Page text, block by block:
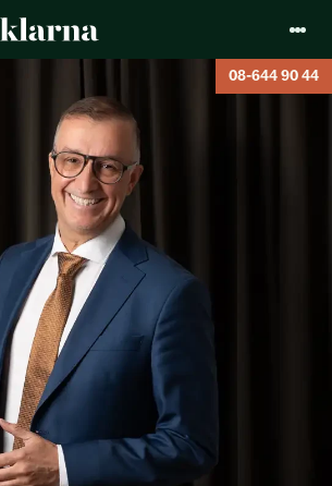
08-644 90 44